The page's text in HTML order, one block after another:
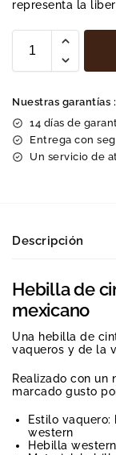
representa la
Nuestras garantías :
14 días de
Entrega con
Un servicio de
Descripción
Hebilla de
mexicano
Una hebilla de
vaqueros y de la
Realizado con un
marcado gusto
Estilo
western
Hebilla